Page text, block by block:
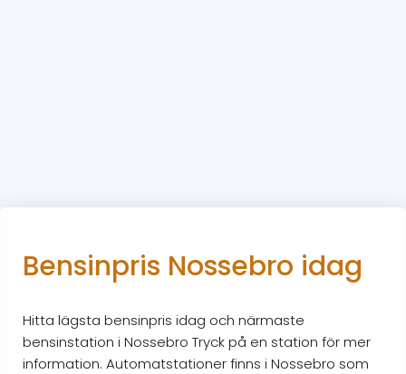
Bensinpris Nossebro idag
Hitta lägsta bensinpris idag och närmaste
bensinstation i Nossebro Tryck på en station för mer
information. Automatstationer finns i Nossebro som